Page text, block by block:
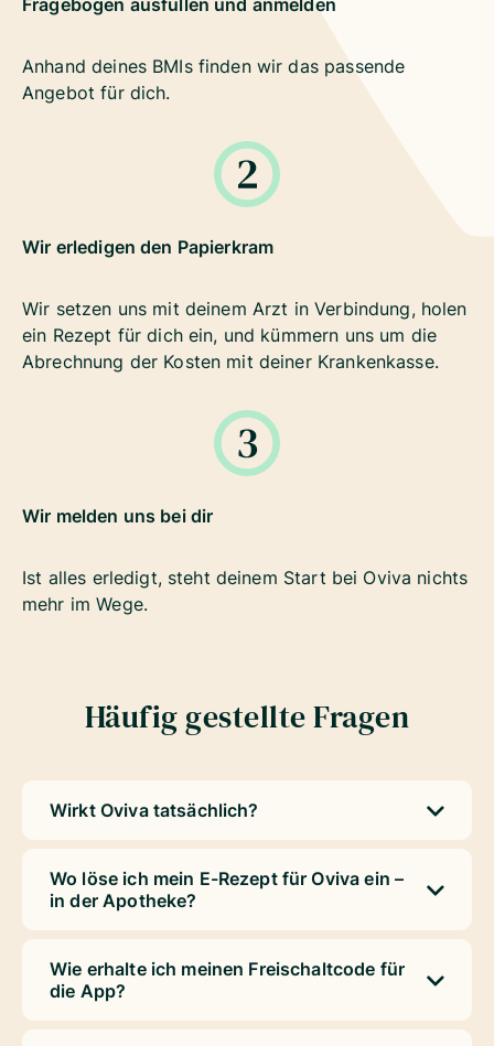
Anhand deines BMIs finden wir das passende
Angebot für dich.
Wir erledigen den Papierkram
Wir setzen uns mit deinem Arzt in Verbindung, holen
ein Rezept für dich ein, und kümmern uns um die
Abrechnung der Kosten mit deiner Krankenkasse.
Wir melden uns bei dir
Ist alles erledigt, steht deinem Start bei Oviva nichts
mehr im Wege.
Häufig gestellte Fragen
Wirkt Oviva tatsächlich?
Wo löse ich mein E-Rezept für Oviva ein –
in der Apotheke?
Wie erhalte ich meinen Freischaltcode für
die App?